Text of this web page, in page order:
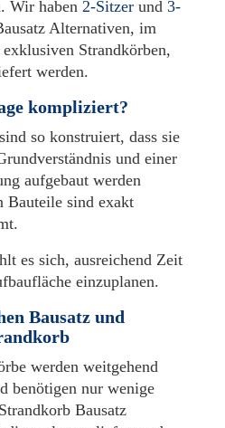
Wir haben 2-Sitzer und 3-
Alternativen, im
exklusiven Strandkörben,
werden.
kompliziert?
so konstruiert, dass sie
und einer
aufgebaut werden
Bauteile sind exakt
es sich, ausreichend Zeit
einzuplanen.
Bausatz und
werden weitgehend
benötigen nur wenige
Bausatz